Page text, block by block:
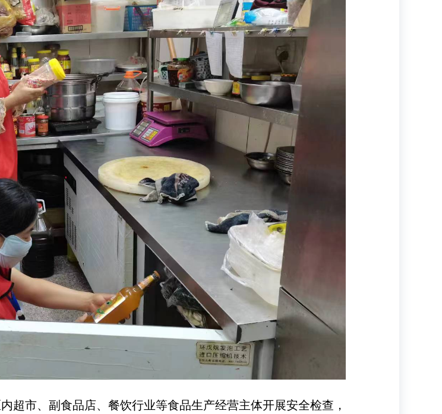
超市、副食品店、餐饮行业等食品生产经营主体开展安全检查，